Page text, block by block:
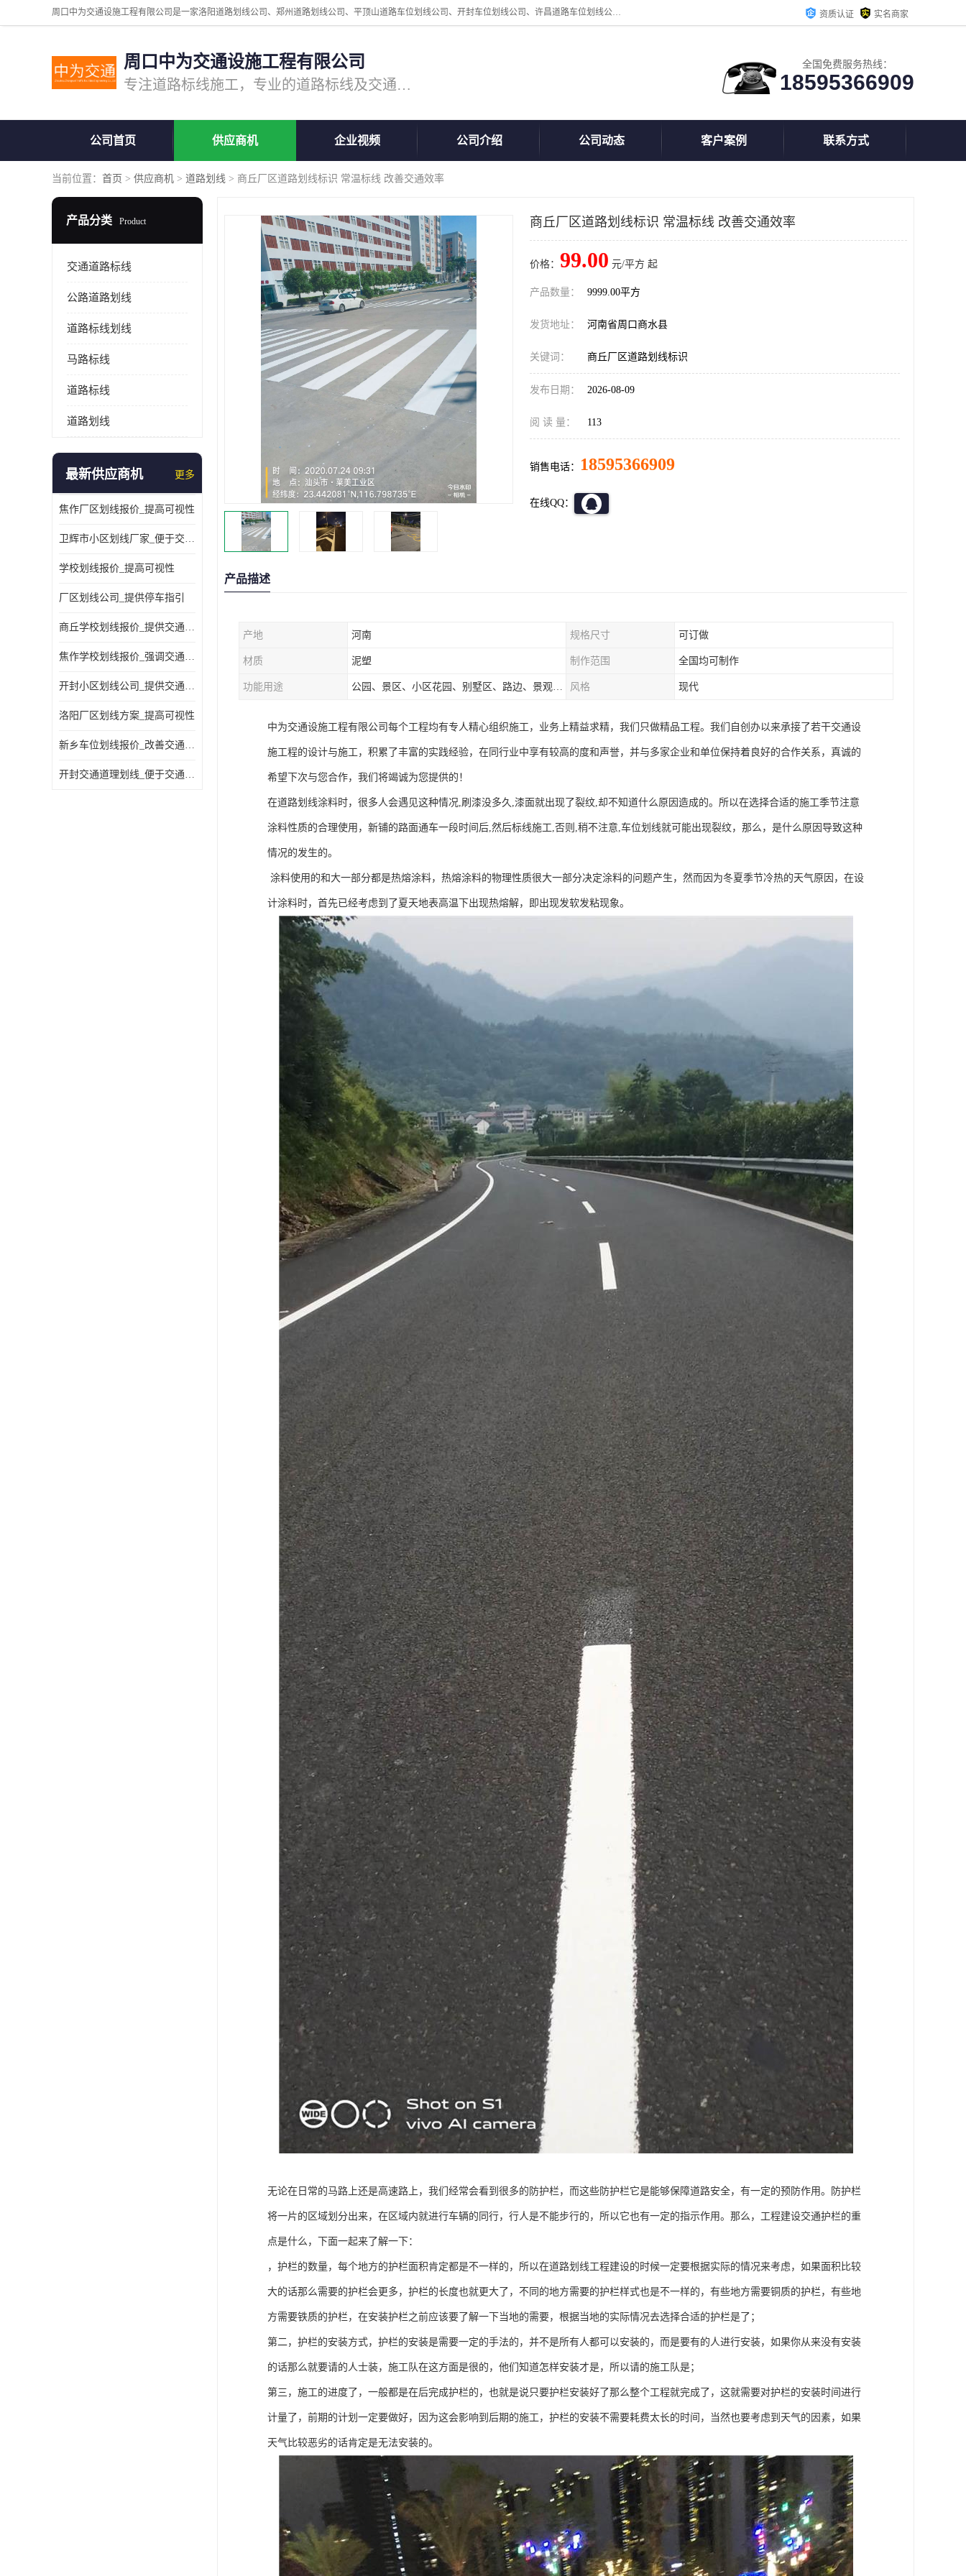
周口中为交通设施工程有限公司是一家洛阳道路划线公司、郑州道路划线公司、平顶山道路车位划线公司、开封车位划线公司、许昌道路车位划线公司、漯河道路车位划线公司，公司始终坚持“诚信、匠心、专注”的宗旨；我们的经营理念是：的服务。 资质认证 实名商家
周口中为交通设施工程有限公司
专注道路标线施工，专业的道路标线及交通设施施工服务商!
全国免费服务热线：
18595366909
公司首页 供应商机 企业视频 公司介绍 公司动态 客户案例 联系方式
当前位置： 首页 > 供应商机 > 道路划线 > 商丘厂区道路划线标识 常温标线 改善交通效率
产品分类 Product
交通道路标线
公路道路划线
道路标线划线
马路标线
道路标线
道路划线
最新供应商机 更多
焦作厂区划线报价_提高可视性
卫辉市小区划线厂家_便于交通管理
学校划线报价_提高可视性
厂区划线公司_提供停车指引
商丘学校划线报价_提供交通信息
焦作学校划线报价_强调交通规则
开封小区划线公司_提供交通信息
洛阳厂区划线方案_提高可视性
新乡车位划线报价_改善交通效率
开封交通道理划线_便于交通管理
商丘厂区道路划线标识 常温标线 改善交通效率
价格： 99.00 元/平方 起
产品数量： 9999.00平方
发货地址： 河南省周口商水县
关键词： 商丘厂区道路划线标识
发布日期： 2026-08-09
阅 读 量： 113
销售电话： 18595366909
在线QQ：
产品描述
产地 河南 规格尺寸 可订做
材质 泥塑 制作范围 全国均可制作
功能用途 公园、景区、小区花园、别墅区、路边、景观河道、水库堤坝、市政桥梁、公路交通和园林景观装饰工程等 风格 现代
中为交通设施工程有限公司每个工程均有专人精心组织施工，业务上精益求精，我们只做精品工程。我们自创办以来承接了若干交通设
施工程的设计与施工，积累了丰富的实践经验，在同行业中享有较高的度和声誉，并与多家企业和单位保持着良好的合作关系，真诚的
希望下次与您合作，我们将竭诚为您提供的！
在道路划线涂料时，很多人会遇见这种情况,刷漆没多久,漆面就出现了裂纹,却不知道什么原因造成的。所以在选择合适的施工季节注意
涂料性质的合理使用，新铺的路面通车一段时间后,然后标线施工,否则,稍不注意,车位划线就可能出现裂纹，那么，是什么原因导致这种
情况的发生的。
涂料使用的和大一部分都是热熔涂料，热熔涂料的物理性质很大一部分决定涂料的问题产生，然而因为冬夏季节冷热的天气原因，在设
计涂料时，首先已经考虑到了夏天地表高温下出现热熔解，即出现发软发粘现象。
无论在日常的马路上还是高速路上，我们经常会看到很多的防护栏，而这些防护栏它是能够保障道路安全，有一定的预防作用。防护栏
将一片的区域划分出来，在区域内就进行车辆的同行，行人是不能步行的，所以它也有一定的指示作用。那么，工程建设交通护栏的重
点是什么，下面一起来了解一下：
，护栏的数量，每个地方的护栏面积肯定都是不一样的，所以在道路划线工程建设的时候一定要根据实际的情况来考虑，如果面积比较
大的话那么需要的护栏会更多，护栏的长度也就更大了，不同的地方需要的护栏样式也是不一样的，有些地方需要铜质的护栏，有些地
方需要铁质的护栏，在安装护栏之前应该要了解一下当地的需要，根据当地的实际情况去选择合适的护栏是了；
第二，护栏的安装方式，护栏的安装是需要一定的手法的，并不是所有人都可以安装的，而是要有的人进行安装，如果你从来没有安装
的话那么就要请的人士装，施工队在这方面是很的，他们知道怎样安装才是，所以请的施工队是；
第三，施工的进度了，一般都是在后完成护栏的，也就是说只要护栏安装好了那么整个工程就完成了，这就需要对护栏的安装时间进行
计量了，前期的计划一定要做好，因为这会影响到后期的施工，护栏的安装不需要耗费太长的时间，当然也要考虑到天气的因素，如果
天气比较恶劣的话肯定是无法安装的。